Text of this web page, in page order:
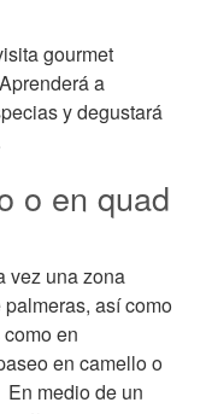
gourmet
a
y degustará
o en quad
vez una zona
así como
en
en camello o
medio de un